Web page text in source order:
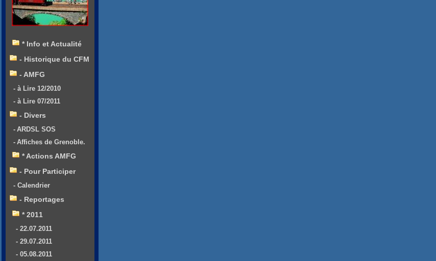
* Info et Actualité
- Historique du CFM
- AMFG
- à Lire 12/2010
- à Lire 07/2011
- Divers
- ARDSL SOS
- Affiches de Grenoble.
* Actions AMFG
- Pour Participer
- Calendrier
- Reportages
* 2011
- 22.07.2011
- 29.07.2011
- 05.08.2011